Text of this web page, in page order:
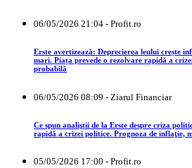
06/05/2026 21:04 - Profit.ro
Erste avertizează: Deprecierea leului crește
mari. Piața prevede o rezolvare rapidă a
probabilă
06/05/2026 08:09 - Ziarul Financiar
Ce spun analiştii de la Erste despre criza
rapidă a crizei politice. Prognoza de inflaţie,
05/05/2026 17:00 - Profit.ro